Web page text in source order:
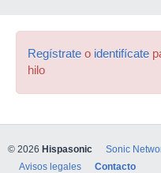
Regístrate o identifícate
hilo
© 2026 Hispasonic Sonic
Avisos legales
Contacto